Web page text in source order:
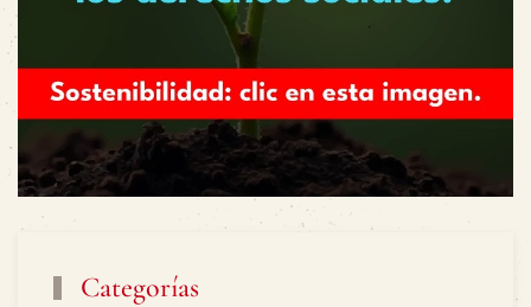
Categorías